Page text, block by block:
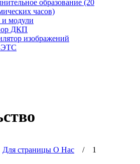
образование (20
часов)
модули
ДКП
изображений
Для страницы О Нас / 1